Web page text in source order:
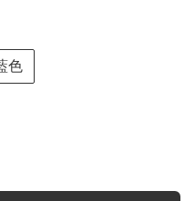
色